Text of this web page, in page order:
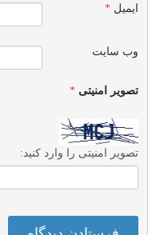
ایمیل*
وب‌ سایت
تصویر امنیتی*
تصویر امنیتی را وارد کنید: